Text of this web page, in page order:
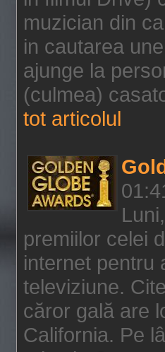
muzician din
in cautarea
ajunge la
(culmea)
tot articolul
premiilor celei
internet pentru
televiziune.
căror gală are
California. Pe